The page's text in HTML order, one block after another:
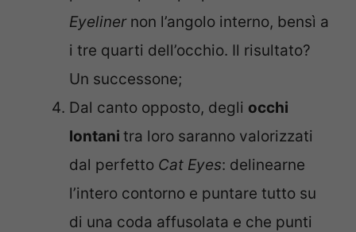
Eyelinernon l’angolo interno, bensì a
i tre quarti dell’occhio. Il risultato?
Un successone;
Dal canto opposto, degli occhi
lontani tra loro saranno valorizzati
dal perfetto Cat Eyes: delinearne
l’intero contorno e puntare tutto su
di una coda affusolata e che punti